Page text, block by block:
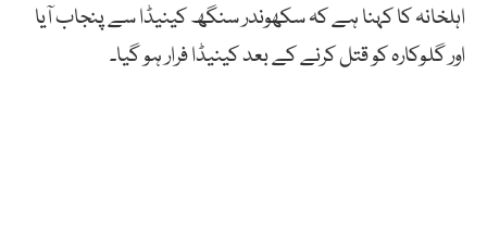
اہلخانہ کا کہنا ہے کہ سکھوندر سنگھ کینیڈا سے پنجاب آیا
اور گلوکارہ کو قتل کرنے کے بعد کینیڈا فرار ہو گیا۔